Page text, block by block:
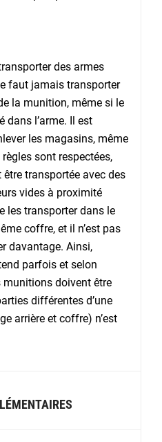
des armes
faut jamais transporter
la munition, même si le
dans l’arme. Il est
les magasins, même
sont respectées,
être transportée avec des
vides à proximité
les transporter dans le
coffre, et il n’est pas
davantage. Ainsi,
parfois et selon
munitions doivent être
différentes d’une
arrière et coffre) n’est